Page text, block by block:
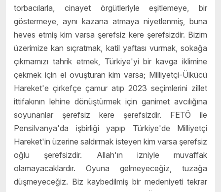
torbacılarla, cinayet örgütleriyle eşitlemeye, bir
göstermeye, aynı kazana atmaya niyetlenmiş, buna
heves etmiş kim varsa şerefsiz kere şerefsizdir. Bizim
üzerimize kan sıçratmak, katil yaftası vurmak, sokağa
çıkmamızı tahrik etmek, Türkiye'yi bir kavga iklimine
çekmek için el ovuşturan kim varsa; Milliyetçi-Ülkücü
Hareket'e çirkefçe çamur atıp 2023 seçimlerini zillet
ittifakının lehine dönüştürmek için ganimet avcılığına
soyunanlar şerefsiz kere şerefsizdir. FETÖ ile
Pensilvanya'da işbirliği yapıp Türkiye'de Milliyetçi
Hareket'in üzerine saldırmak isteyen kim varsa şerefsiz
oğlu şerefsizdir. Allah'ın izniyle muvaffak
olamayacaklardır. Oyuna gelmeyeceğiz, tuzağa
düşmeyeceğiz. Biz kaybedilmiş bir medeniyeti tekrar